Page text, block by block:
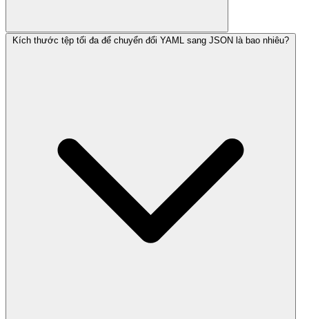
Kích thước tệp tối đa để chuyển đổi YAML sang JSON là bao nhiêu?